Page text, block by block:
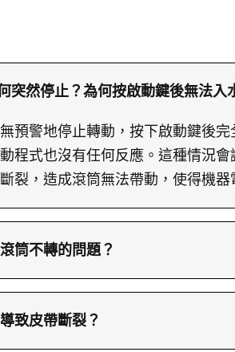
突然停止？為何按啟動鍵後無法入
預警地停止轉動，按下啟動鍵後
程式也沒有任何反應。這種情況
裂，造成滾筒無法帶動，使得機
筒不轉的問題？
洗衣機拉出牆面，卸下後背板檢
帶並清理滾筒輪與皮帶輪的接觸面
致皮帶斷裂？